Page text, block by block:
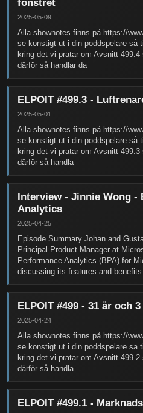
fönstret
2025-05-09
Alla shownotes finns på https://
se konstigt ut i din poddspelare så
kring det vi pratar om Avsnitt
därför så handlar da
ELPOIT #499.3 -
2025-05-01
Alla shownotes finns på https://
se konstigt ut i din poddspelare så
kring det vi pratar om Avsnitt
därför så handla
Interview - Jinnie Wong -
Analytics
2025-04-25
Episode Summary Johan and
Principal Product Manager at
Performance Analytics (BPA) for
discussing its features and
ELPOIT #499 - 31 år och
2025-04-24
Alla shownotes finns på https://
se konstigt ut i din poddspelare så
kring det vi pratar om Avsnitt
därför så handla
ELPOIT #499.1 -